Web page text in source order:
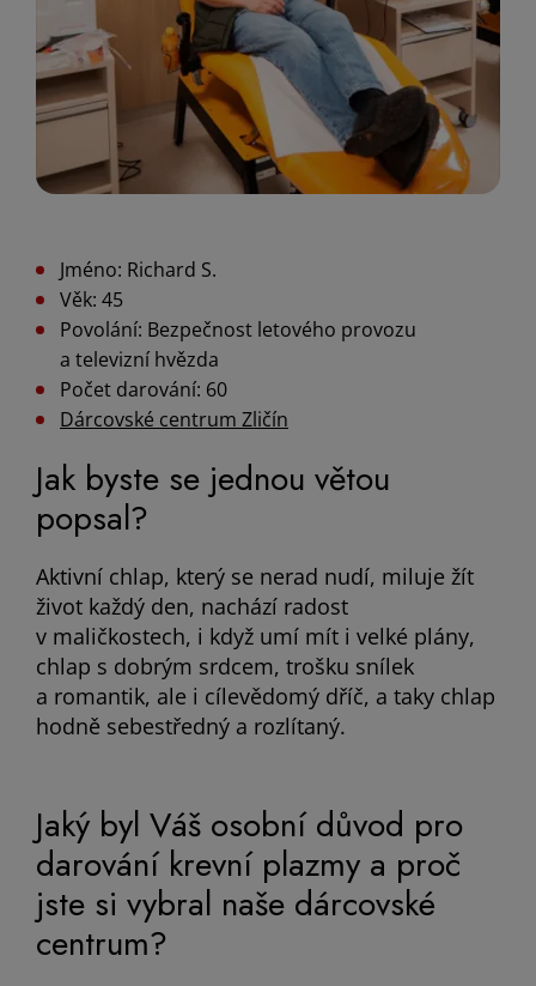
Jméno: Richard S.
Věk: 45
Povolání: Bezpečnost letového provozu
a televizní hvězda
Počet darování: 60
Dárcovské centrum Zličín
Jak byste se jednou větou
popsal?
Aktivní chlap, který se nerad nudí, miluje žít
život každý den, nachází radost
v maličkostech, i když umí mít i velké plány,
chlap s dobrým srdcem, trošku snílek
a romantik, ale i cílevědomý dříč, a taky chlap
hodně sebestředný a rozlítaný.
Jaký byl Váš osobní důvod pro
darování krevní plazmy a proč
jste si vybral naše dárcovské
centrum?